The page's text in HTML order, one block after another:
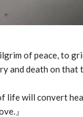
of peace, to
and death on that
life will convert
』